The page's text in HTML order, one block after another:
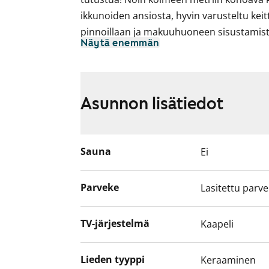
ikkunoiden ansiosta, hyvin varusteltu
pinnoillaan ja makuuhuoneen
vaatekomero. Lasitettu parveke antaa
pelkistetty valkoinen kaakelointi.
Varusteina jää-pakastinkaappi,
astianpesukone.
Näytä enemmän
Asunnon lisätiedot
Sauna Ei
Parveke Lasitettu
TV-järjestelmä Kaapeli
Lieden tyyppi Keraaminen